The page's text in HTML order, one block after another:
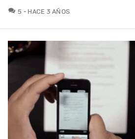
5 COMENTARIOS
HACE 3 AÑOS